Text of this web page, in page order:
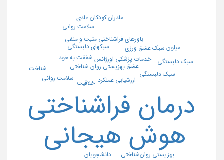
درمان فراشناختی
هوش هیجانی
ارزشیابی عملکرد
بهزیستی روان شناختی
خدمات پزشکی اورژانس
خلاقیت
دانشجویان
سبک دلبستگی
سبک عشق ورزی سبکهای دلبستگی
سلامت روانی
شفقت به خود
عشق
باورهای فراشناختی مثبت و منفی
بهزیستی روان‌شناختی
سبک دلبستگی
سلامت روانی
شناخت
مادران کودکان عادی
میلون